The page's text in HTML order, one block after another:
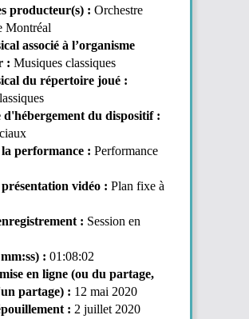
producteur(s) : Orchestre
Montréal
associé à l’organisme
: Musiques classiques
du répertoire joué :
d'hébergement du dispositif :
performance : Performance
vidéo : Plan fixe à
: Session en
: 01:08:02
en ligne (ou du partage,
partage) : 12 mai 2020
: 2 juillet 2020